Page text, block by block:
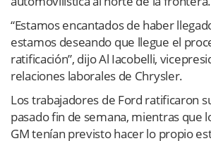
“Estamos encantados de haber
estamos deseando que llegue el
ratificación”, dijo Al Iacobelli,
relaciones laborales de Chrysler.
Los trabajadores de Ford ratificaron
pasado fin de semana, mientras que
GM tenían previsto hacer lo propio